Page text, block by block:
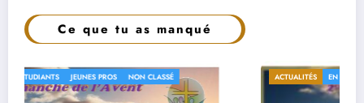
Ce que tu as manqué
ACTUALITÉS EN EGLISE ETUDIANTS NON CLASSÉ